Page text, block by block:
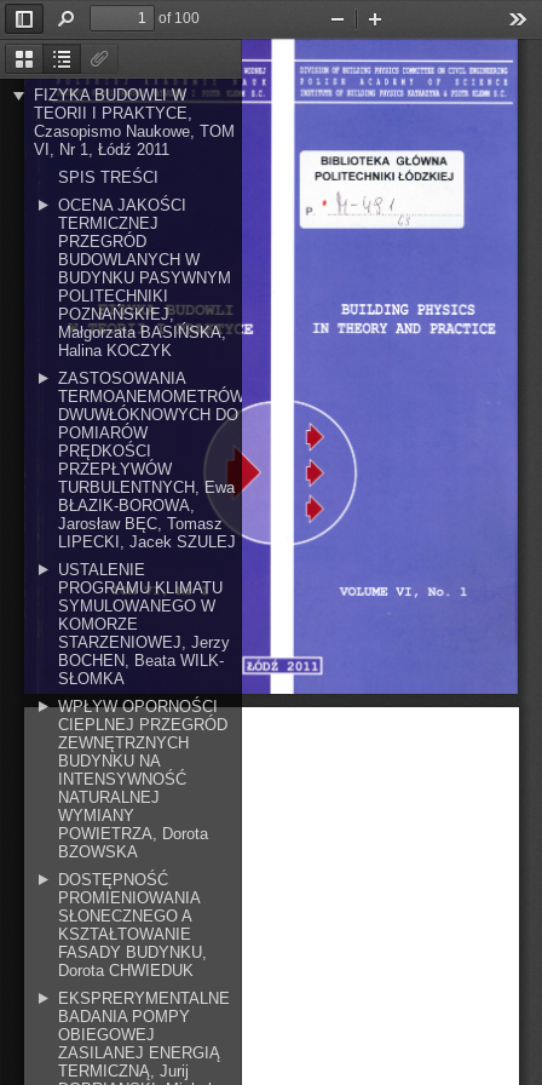
ThumbnailsDocument
Outline
FIZYKA BUDOWLI W
TEORII I PRAKTYCE,
Czasopismo Naukowe, TOM
VI, Nr 1, Łódź 2011
SPIS TREŚCI
OCENA JAKOŚCI
TERMICZNEJ
PRZEGRÓD
BUDOWLANYCH W
BUDYNKU PASYWNYM
POLITECHNIKI
POZNAŃSKIEJ,
Małgorzata BASIŃSKA,
Halina KOCZYK
ZASTOSOWANIA
TERMOANEMOMETRÓW
DWUWŁÓKNOWYCH DO
POMIARÓW
PRĘDKOŚCI
PRZEPŁYWÓW
TURBULENTNYCH, Ewa
BŁAZIK-BOROWA,
Jarosław BĘC, Tomasz
LIPECKI, Jacek SZULEJ
USTALENIE
PROGRAMU KLIMATU
SYMULOWANEGO W
KOMORZE
STARZENIOWEJ, Jerzy
BOCHEN, Beata WILK-
SŁOMKA
WPŁYW OPORNOŚCI
CIEPLNEJ PRZEGRÓD
ZEWNĘTRZNYCH
BUDYNKU NA
INTENSYWNOŚĆ
NATURALNEJ
WYMIANY
POWIETRZA, Dorota
BZOWSKA
DOSTĘPNOŚĆ
PROMIENIOWANIA
SŁONECZNEGO A
KSZTAŁTOWANIE
FASADY BUDYNKU,
Dorota CHWIEDUK
EKSPRERYMENTALNE
BADANIA POMPY
OBIEGOWEJ
ZASILANEJ ENERGIĄ
TERMICZNĄ, Jurij
Toggle
Sidebar
Find
of 100
Zoom
BIBLIOTEKA GŁÓWNA
POLITECHNIKI ŁÓDZKIEJ
• L-~11
P ..... rl ...........................
es